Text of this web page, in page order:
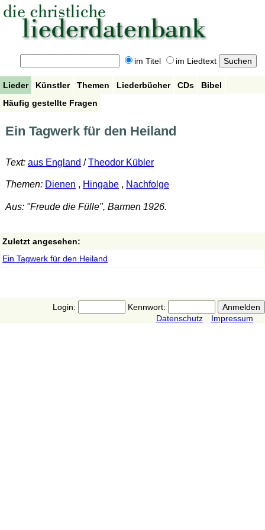
im Titel im Liedtext
Lieder Künstler Themen Liederbücher CDs
Bibel
Häufig gestellte Fragen
Ein Tagwerk für den Heiland
Text: aus England /Theodor Kübler
Themen: Dienen , Hingabe, Nachfolge
Aus: "Freude die Fülle", Barmen 1926.
Zuletzt angesehen:
Ein Tagwerk für den Heiland
Login:
Kennwort:
Datenschutz
Impressum